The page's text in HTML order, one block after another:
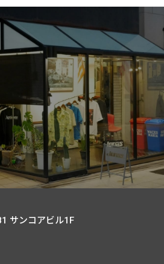
サンコアビル1F